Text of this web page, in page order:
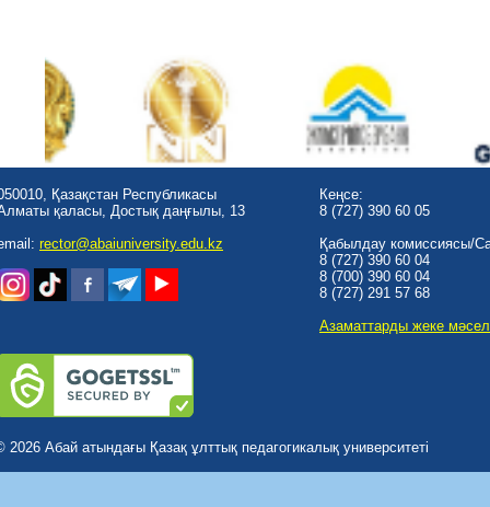
Қазақстан Республикасы
қаласы, Достық даңғылы, 13
rector@abaiuniversity.edu.kz
Кеңсе:
8 (727) 390 60 05
Қабылдау комиссиясы/
8 (727) 390 60 04
8 (700) 390 60 04
8 (727) 291 57 68
Азаматтарды жеке
2026 Абай атындағы Қазақ ұлттық педагогикалық университеті